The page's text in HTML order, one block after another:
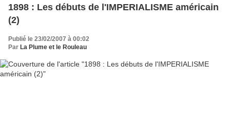
1898 : Les débuts de l'IMPERIALISME américain
(2)
Publié le 23/02/2007 à 00:02
Par La Plume et le Rouleau